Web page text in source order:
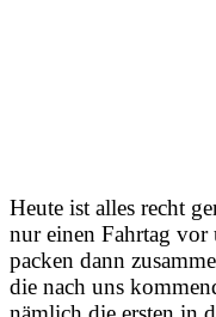
Heute ist alles recht
nur einen Fahrtag
packen dann
die nach uns